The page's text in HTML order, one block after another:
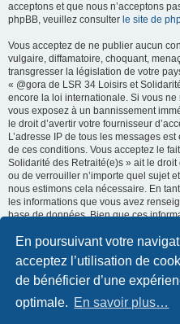
En poursuivant votre
acceptez l’utilisation de
de bénéficier d’une
optimale. En savoir plus…
acceptons et que nous n’acceptons
phpBB, veuillez consulter le site de
Vous acceptez de ne publier aucun
vulgaire, diffamatoire, choquant,
transgresser la législation de votre
« @gora de LSR 34 Loisirs et
encore la loi internationale. Si vous
vous exposez à un bannissement
le droit d’avertir votre fournisseur
L’adresse IP de tous les messages
de ces conditions. Vous acceptez le
Solidarité des Retraité(e)s » ait le
ou de verrouiller n’importe quel sujet
nous estimons cela nécessaire. En
les informations que vous avez
base de données. Bien que ces
tierce partie sans votre
Solidarité des Retraité(e)s », ni
responsables en cas de tentative de
compromettre vos données.
Accueil du forum